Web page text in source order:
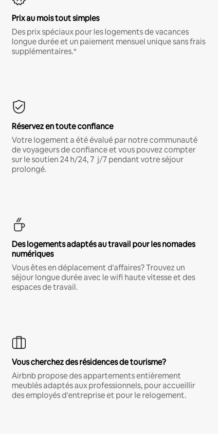
Prix au mois tout simples
Des prix spéciaux pour les logements de vacances
longue durée et un paiement mensuel unique sans frais
supplémentaires.*
Réservez en toute confiance
Votre logement a été évalué par notre communauté
de voyageurs de confiance et vous pouvez compter
sur le soutien 24 h/24, 7 j/7 pendant votre séjour
prolongé.
Des logements adaptés au travail pour les nomades
numériques
Vous êtes en déplacement d'affaires? Trouvez un
séjour longue durée avec le wifi haute vitesse et des
espaces de travail.
Vous cherchez des résidences de tourisme?
Airbnb propose des appartements entièrement
meublés adaptés aux professionnels, pour accueillir
des employés d'entreprise et pour le relogement.